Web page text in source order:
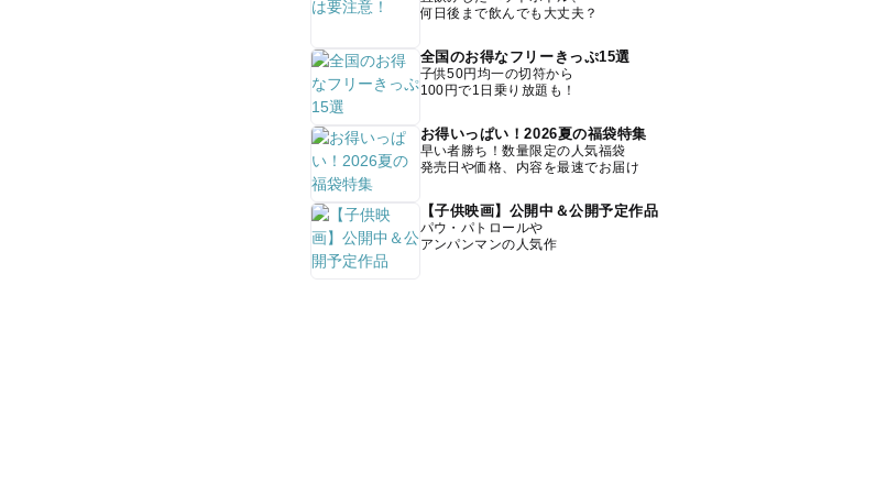
何日後まで飲んでも大丈夫？
全国のお得なフリーきっぷ15選
子供50円均一の切符から
100円で1日乗り放題も！
お得いっぱい！2026夏の福袋特集
早い者勝ち！数量限定の人気福袋
発売日や価格、内容を最速でお届け
【子供映画】公開中＆公開予定作品
パウ・パトロールや
アンパンマンの人気作